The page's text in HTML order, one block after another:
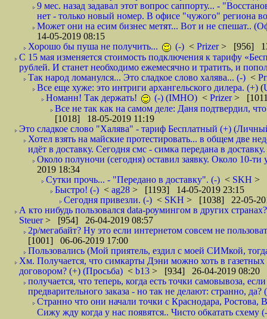
9 мес. назад задавал этот вопрос саппорту... -
нет - только новый номер. В офисе "чужого" региона
Может они на есим бизнес метят... Вот и не спешат..
14-05-2019 08:15
Хорошо бы пуша не получить...
(-) < Prizer> [956]
С 15 мая изменяется стоимость подключения к тарифу
рублей. И станет необходимо ежемесячно и тратить, и
Так народ ломанулся... Это сладкое слово халява... (-) <
Все еще хуже: это интриги архангельского дилера. (+) (
Номанн! Так держать!
(-) (IMHO) < Prizer>
Все не так как на самом деле: Даня подтвердил,
[1018] 18-05-2019 11:19
Это сладкое слово "Халява" - тариф Бесплатный (+)
Хотел взять на майские протестировать... в общем две
идёт в доставку. Сегодня смс - симка передана в
Около полуночи (сегодня) оставил заявку. Около 10-ти
2019 18:34
Сутки прочь... - "Передано в доставку". (-) < SKH >
Быстро! (-) < ag28 > [1193] 14-05-2019 23:15
Сегодня привезли. (-) < SKH > [1038] 22-05-
А кто нибудь пользовался data-роумингом в других
Steuer> [954] 26-04-2019 08:57
2р/мегабайт? Ну это если интернетом совсем не
[1001] 06-06-2019 17:00
Пользовались (Мой приятель, ездил с моей СИМкой,
Хм. Получается, что симкарты Дэни можно хоть в газетных
договором? (+) (Просьба) < b13 > [934] 26-04-2019 08:20
получается, что теперь, когда есть точки самовывоза,
предварительного заказа - но так не делают: странно, да?
Странно что они начали точки с Краснодара,
Сижу жду когда у нас появятся.. Чисто обкатать схему